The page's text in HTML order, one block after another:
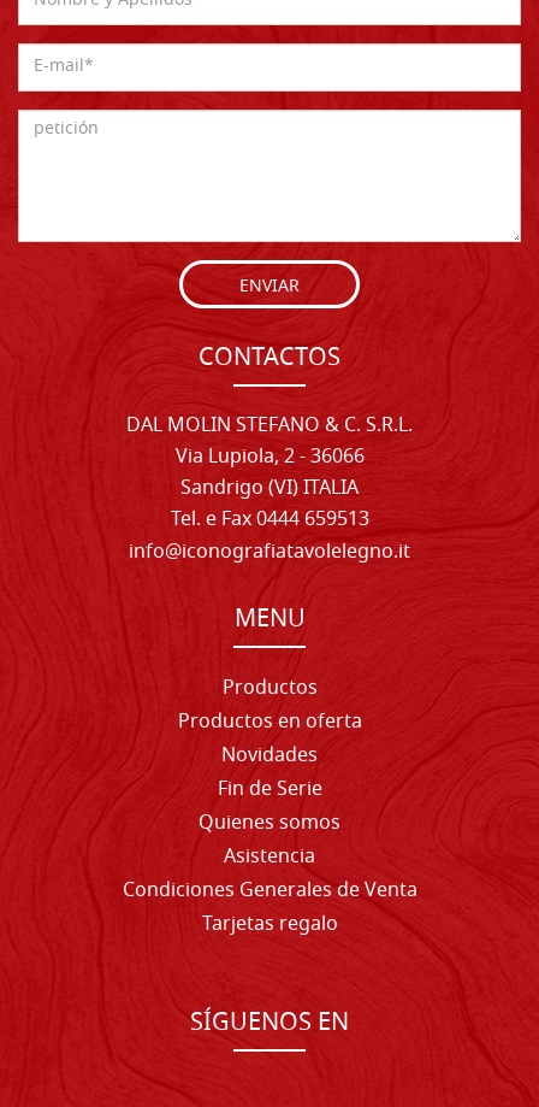
ENVIAR
CONTACTOS
DAL MOLIN STEFANO & C. S.R.L.
Via Lupiola, 2 - 36066
Sandrigo (VI) ITALIA
Tel. e Fax 0444 659513
info@iconografiatavolelegno.it
MENU
Productos
Productos en oferta
Novidades
Fin de Serie
Quienes somos
Asistencia
Condiciones Generales de Venta
Tarjetas regalo
SÍGUENOS EN